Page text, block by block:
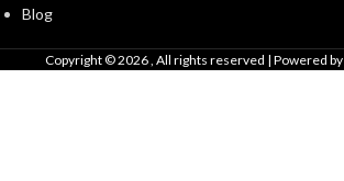
Blog
Copyright ©2026, All rights reserved | Powered by